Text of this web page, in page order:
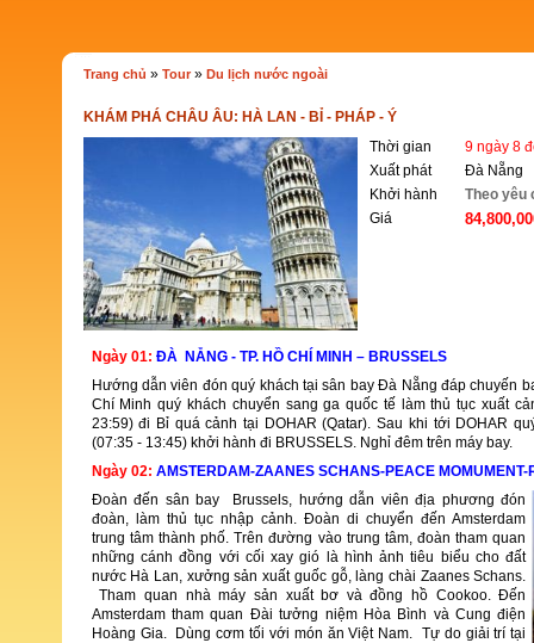
Trang chủ » Tour» Du lịch nước ngoài
KHÁM PHÁ CHÂU ÂU: HÀ LAN - BỈ - PHÁP - Ý
Thời gian
9 ngày 8
Xuất phát
Đà Nẵng
Khởi hành
Theo yêu
Giá
Ngày 01: ĐÀ NẴNG - TP. HỒ CHÍ MINH – BRUSSELS
Hướng dẫn viên đón quý khách tại sân bay Đà Nẵng đáp chuyến
Chí Minh quý khách chuyển sang ga quốc tế làm thủ tục xuất
23:59) đi Bỉ quá cảnh tại DOHAR (Qatar). Sau khi tới DOHAR
(07:35 - 13:45) khởi hành đi BRUSSELS. Nghỉ đêm trên máy bay.
Ngày 02: AMSTERDAM-ZAANES SCHANS-PEACE
Đoàn đến sân bay Brussels, hướng dẫn viên địa phương đón
đoàn, làm thủ tục nhập cảnh. Đoàn di chuyển đến Amsterdam
trung tâm thành phố. Trên đường vào trung tâm, đoàn tham quan
những cánh đồng với cối xay gió là hình ảnh tiêu biểu cho đất
nước Hà Lan, xưởng sản xuất guốc gỗ, làng chài Zaanes Schans.
Tham quan nhà máy sản xuất bơ và đồng hồ Cookoo. Đến
Amsterdam tham quan Đài tưởng niệm Hòa Bình và Cung điện
Hoàng Gia. Dùng cơm tối với món ăn Việt Nam. Tự do giải trí tại